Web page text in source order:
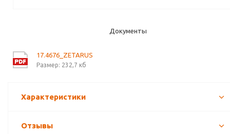
Документы
17.4676_ZETARUS
Размер: 232,7 кб
Характеристики
Отзывы